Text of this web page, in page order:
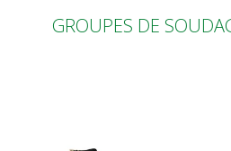
GROUPES DE